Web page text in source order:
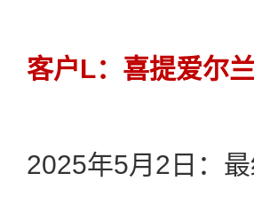
客户L：喜提爱尔
2025年5月2日：